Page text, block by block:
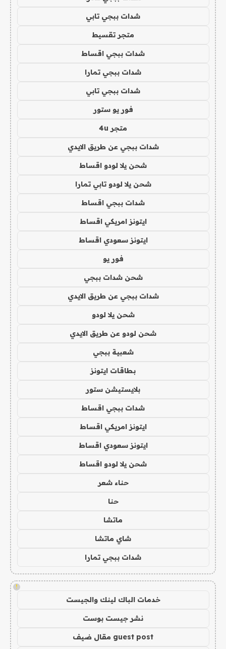
شدات ببجي تابي
متجر تقسيط
شدات ببجي اقساط
شدات ببجي تمارا
شدات ببجي تابي
فور يو ستور
متجر 4u
شدات ببجي عن طريق الايدي
شحن يلا لودو اقساط
شحن يلا لودو تابي تمارا
شدات ببجي اقساط
ايتونز امريكي اقساط
ايتونز سعودي اقساط
فور يو
شحن شدات ببجي
شدات ببجي عن طريق الايدي
شحن يلا لودو
شحن لودو عن طريق الايدي
شعبية ببجي
بطاقات ايتونز
بلايستيشن ستور
شدات ببجي اقساط
ايتونز امريكي اقساط
ايتونز سعودي اقساط
شحن يلا لودو اقساط
حناء شعر
حنا
ماتشا
شاي ماتشا
شدات ببجي تمارا
!
خدمات الباك لينك والجيست
نشر جيست بوست
guest post مقال ضيف